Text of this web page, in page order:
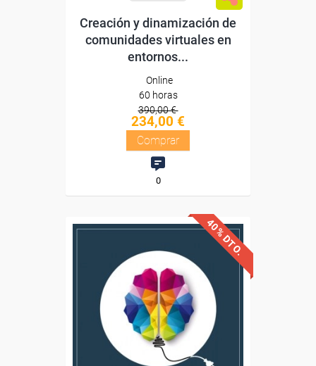
Creación y dinamización de
comunidades virtuales en
entornos...
Online
60 horas
390,00 €
234,00 €
Comprar
0
40% DTO.
Descuentos especiales
Sin requisitos de acceso
Diploma